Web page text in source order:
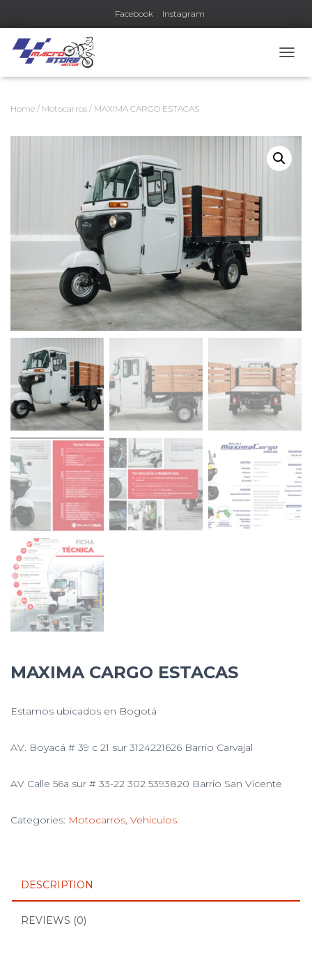
Facebook Instagram
O
A
V
I
N
Home / Motocarros / MAXIMA CARGO ESTACAS
MAXIMA CARGO ESTACAS
Estamos ubicados en Bogotá
AV. Boyacá # 39 c 21 sur 3124221626 Barrio Carvajal
AV Calle 56a sur # 33-22 302 5393820 Barrio San Vicente
Categories: Motocarros, Vehiculos
DESCRIPTION
REVIEWS (0)